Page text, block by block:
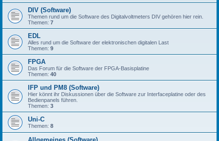
DIV (Software)
Themen rund um die Software des Digitalvoltmeters DIV gehören hier rein.
Themen: 7
EDL
Alles rund um die Software der elektronischen digitalen Last
Themen: 9
FPGA
Das Forum für die Software der FPGA-Basisplatine
Themen: 40
IFP und PM8 (Software)
Hier könnt ihr Diskussionen über die Software zur Interfaceplatine oder des
Bedienpanels führen.
Themen: 3
Uni-C
Themen: 8
Allgemeines (Software)